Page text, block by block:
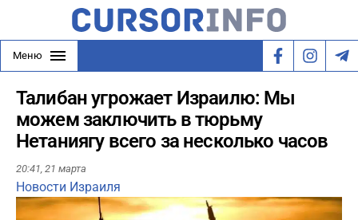
Меню
Талибан угрожает Израилю: Мы
можем заключить в тюрьму
Нетаниягу всего за несколько часов
20:41, 21 марта
Новости Израиля